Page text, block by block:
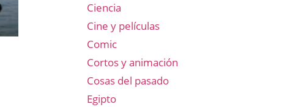
Ciencia
Cine y películas
Comic
Cortos y animación
Cosas del pasado
Egipto